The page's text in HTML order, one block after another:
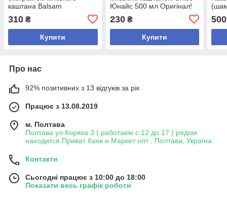
каштана Balsam
Dr.C.Tuna) Farmasi 500 мл
Оригінал!
310 ₴
Купити
Юнайс 500 мл Оригінал!
230₴
Купити
300
500
Про нас
92% позитивних з 13 відгуків за рік
Працює з 13.08.2019
м. Полтава
Полтава ул.Коряка 3 ( работаем с 12 до 17 ) рядом
находится Приват банк и Маркет опт , Полтава, Україна
Контакти
Сьогодні працює з 10:00 до 18:00
Показати весь графік роботи